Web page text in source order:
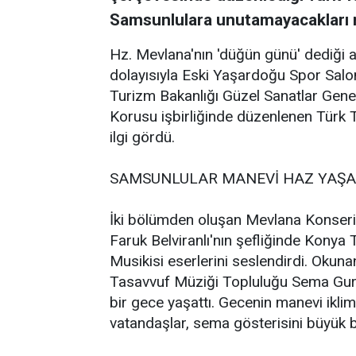
Samsunlulara
Hz. Mevlana'nın 'düğün günü' dediği
dolayısıyla Eski Yaşardoğu Spor
Turizm Bakanlığı Güzel Sanatlar
Korusu işbirliğinde düzenlenen Türk
ilgi gördü.
SAMSUNLULAR MANEVİ HAZ
İki bölümden oluşan Mevlana
Faruk Belviranlı'nın şefliğinde
Musikisi eserlerini seslendirdi.
Tasavvuf Müziği Topluluğu Sema
bir gece yaşattı. Gecenin manevi
vatandaşlar, sema gösterisini büyük